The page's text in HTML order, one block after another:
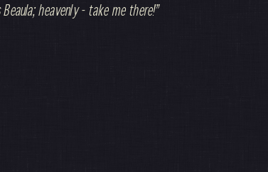
heavenly - take me there!”